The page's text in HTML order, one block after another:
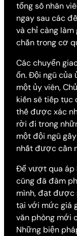
tổng số nhân
ngay sau các
và chỉ càng làm
chắn trong cơ
Các chuyển
ổn. Đội ngũ của
một ủy viên,
kiến sẽ tiếp tục
thế được xác
rời đi trong
một đội ngũ
nhất được cần
Để vượt qua áp
cũng đã đàm
mình, đạt được
tại với mức giá
văn phòng mới
Những biện